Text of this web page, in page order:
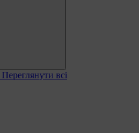
Переглянути всі